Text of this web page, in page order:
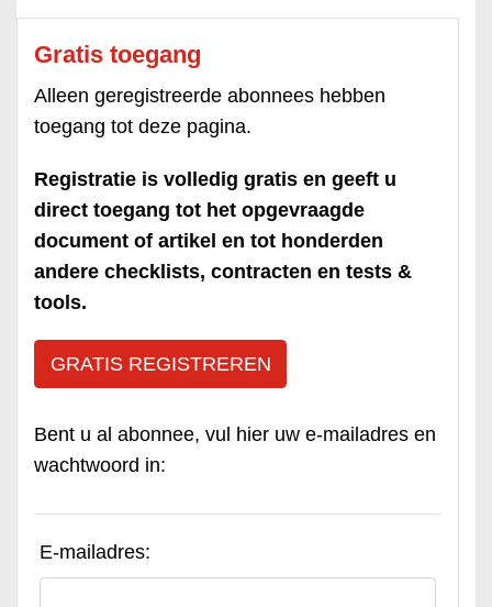
Gratis toegang
Alleen geregistreerde abonnees hebben
toegang tot deze pagina.
Registratie is volledig gratis en geeft u
direct toegang tot het opgevraagde
document of artikel en tot honderden
andere checklists, contracten en tests &
tools.
GRATIS REGISTREREN
Bent u al abonnee, vul hier uw e-mailadres en
wachtwoord in:
E-mailadres: